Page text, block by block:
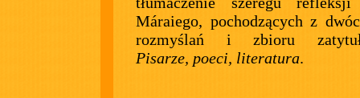
Máraiego, pochodzących z
rozmyślań i zbioru
Pisarze, poeci, literatura.